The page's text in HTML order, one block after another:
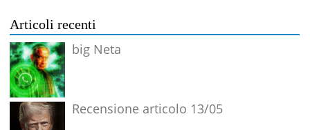
Articoli recenti
big Neta
Recensione articolo 13/05